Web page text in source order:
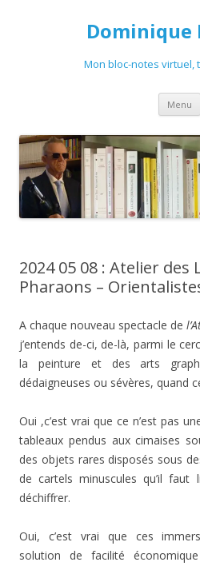
Dominique
Mon bloc-notes virtuel,
Menu
2024 05 08 : Atelier des
Pharaons –
A chaque nouveau spectacle de
j’entends de-ci, de-là, parmi le
la peinture et des arts
dédaigneuses ou sévères, quand
Oui ,c’est vrai que ce n’est pas
tableaux pendus aux cimaises
des objets rares disposés sous
de cartels minuscules qu’il
déchiffrer.
Oui, c’est vrai que ces
solution de facilité